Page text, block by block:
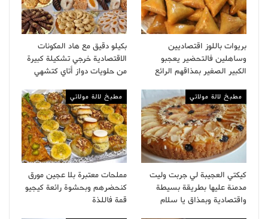
بريوات باللوز اقتصاديين
وساهلين فالتحضير يعجبو
الكبير الصغير بمذاقهم الرائع
بكيلو دقيق مع هاد المكونات
الاقتصادية خرجي تشكيلة كبيرة
من حلويات دواز أتاي كتشهي
مطبخ لالة مولاتي
كيكتي العجيبة لي جربت وليت
مدمنة عليها بطريقة بسيطة
واقتصادية وبمذاق يا سلام
مطبخ لالة مولاتي
مملحات معتبرة بلا عجين مورق
كنحضرهم وبحشوة رائعة كيجيو
قمة فاللذة